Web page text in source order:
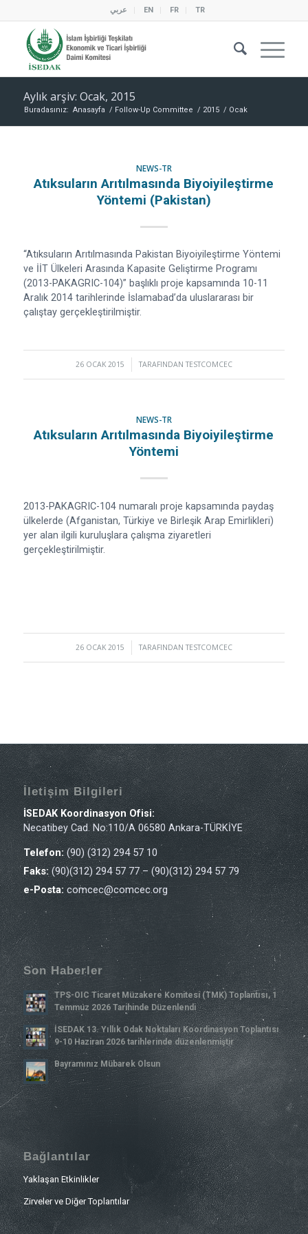
عربي EN FR TR
Aylık arşiv: Ocak, 2015
Buradasınız: Anasayfa / Follow-Up Committee / 2015 / Ocak
NEWS-TR
Atıksuların Arıtılmasında Biyoiyileştirme
Yöntemi (Pakistan)
“Atıksuların Arıtılmasında Pakistan Biyoiyileştirme Yöntemi
ve İİT Ülkeleri Arasında Kapasite Geliştirme Programı
(2013-PAKAGRIC-104)” başlıklı proje kapsamında 10-11
Aralık 2014 tarihlerinde İslamabad’da uluslararası bir
çalıştay gerçekleştirilmiştir.
26 OCAK 2015
/ TARAFINDANTESTCOMCEC
NEWS-TR
Atıksuların Arıtılmasında Biyoiyileştirme
Yöntemi
2013-PAKAGRIC-104 numaralı proje kapsamında paydaş
ülkelerde (Afganistan, Türkiye ve Birleşik Arap Emirlikleri)
yer alan ilgili kuruluşlara çalışma ziyaretleri
gerçekleştirilmiştir.
26 OCAK 2015
/ TARAFINDANTESTCOMCEC
İletişim Bilgileri
İSEDAK Koordinasyon Ofisi:
Necatibey Cad. No:110/A 06580 Ankara-TÜRKİYE
Telefon:(90) (312) 294 57 10
Faks:(90)(312) 294 57 77 – (90)(312) 294 57 79
e-Posta:comcec@comcec.org
Son Haberler
TPS-OIC Ticaret Müzakere Komitesi (TMK) Toplantısı, 1
Temmuz 2026 Tarihinde Düzenlendi
İSEDAK 13. Yıllık Odak Noktaları Koordinasyon Toplantısı
9-10 Haziran 2026 tarihlerinde düzenlenmiştir
Bayramınız Mübarek Olsun
Bağlantılar
Yaklaşan Etkinlikler
Zirveler ve Diğer Toplantılar